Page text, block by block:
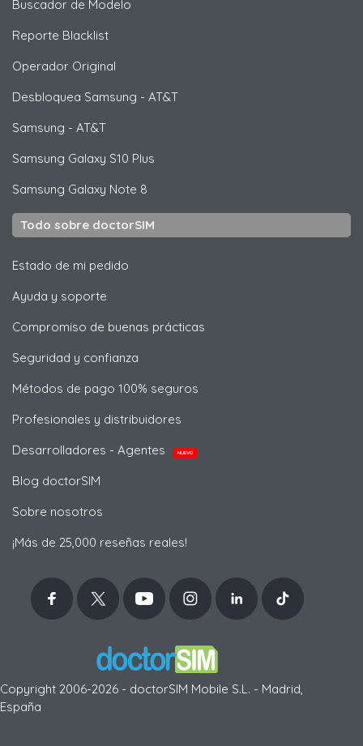
Buscador de Modelo
Reporte Blacklist
Operador Original
Desbloquea Samsung - AT&T
Samsung - AT&T
Samsung Galaxy S10 Plus
Samsung Galaxy Note 8
Todo sobre doctorSIM
Estado de mi pedido
Ayuda y soporte
Compromiso de buenas prácticas
Seguridad y confianza
Métodos de pago 100% seguros
Profesionales y distribuidores
Desarrolladores - Agentes
NUEVO
Blog doctorSIM
Sobre nosotros
¡Más de 25,000 reseñas reales!
Copyright 2006-2026 - doctorSIM Mobile S.L. - Madrid,
España